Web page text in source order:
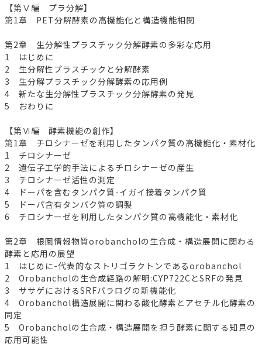
【第Ⅴ編 プラ分解】
第1章 PET分解酵素の高機能化と構造機能相関
第2章 生分解性プラスチック分解酵素の多彩な応用
1 はじめに
2 生分解性プラスチックと分解酵素
3 生分解プラスチック分解酵素の応用例
4 新たな生分解性プラスチック分解酵素の発見
5 おわりに
【第Ⅵ編 酵素機能の創作】
第1章 チロシナーゼを利用したタンパク質の高機能化・素材化
1 チロシナーゼ
2 遺伝子工学的手法によるチロシナーゼの産生
3 チロシナーゼ活性の測定
4 ドーパを含むタンパク質-イガイ接着タンパク質
5 ドーパ含有タンパク質の調製
6 チロシナーゼを利用したタンパク質の高機能化・素材化
第2章 根圏情報物質orobancholの生合成・構造展開に関わる
酵素と応用の展望
1 はじめに-代表的なストリゴラクトンであるorobanchol
2 Orobancholの生合成経路の解明:CYP722CとSRFの発見
3 ササゲにおけるSRFパラログの新機能化
4 Orobanchol構造展開に関わる酸化酵素とアセチル化酵素の
同定
5 Orobancholの生合成・構造展開を担う酵素に関する知見の
応用可能性